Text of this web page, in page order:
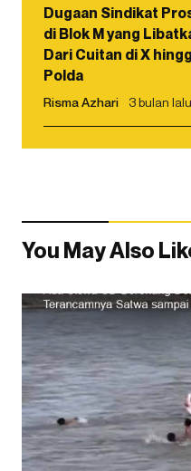
Dugaan Sindikat
di Blok M yang
Dari Cuitan di X
Polda
Risma Azhari 3 bulan lalu
You May Also